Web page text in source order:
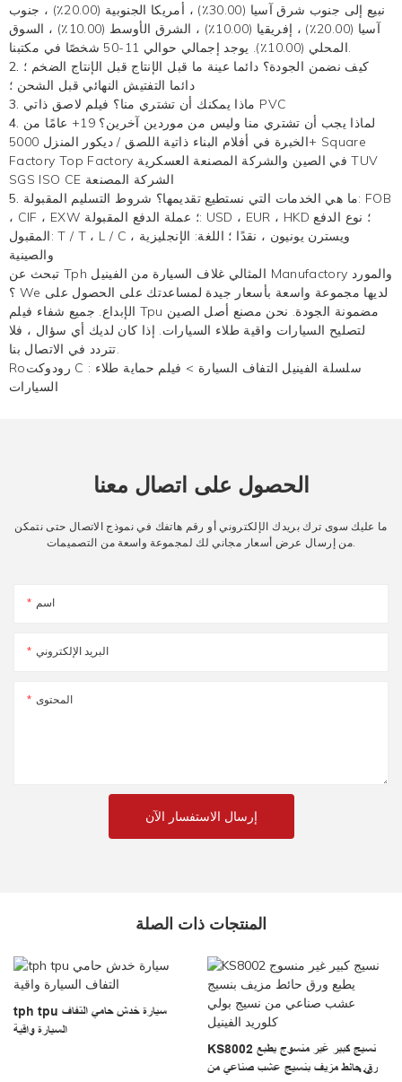
نبيع إلى جنوب شرق آسيا (30.00٪) ، أمريكا الجنوبية (20.00٪) ، جنوب
آسيا (20.00٪) ، إفريقيا (10.00٪) ، الشرق الأوسط (10.00٪) ، السوق
المحلي (10.00٪). يوجد إجمالي حوالي 11-50 شخصًا في مكتبنا.
2. كيف نضمن الجودة؟ دائما عينة ما قبل الإنتاج قبل الإنتاج الضخم ؛
دائما التفتيش النهائي قبل الشحن ؛
3. ماذا يمكنك أن تشتري منا؟ فيلم لاصق ذاتي PVC
4. لماذا يجب أن تشتري منا وليس من موردين آخرين؟
19+ عامًا من
الخبرة في أفلام البناء ذاتية اللصق / ديكور المنزل 5000+ Square
Factory Top Factory في الصين والشركة المصنعة العسكرية TUV
SGS ISO CE الشركة المصنعة
5. ما هي الخدمات التي نستطيع تقديمها؟ شروط التسليم المقبولة: FOB
، CIF ، EXW ؛ عملة الدفع المقبولة: USD ، EUR ، HKD ؛ نوع الدفع
المقبول: T / T ، L / C ، ويسترن يونيون ، نقدًا ؛ اللغة: الإنجليزية
والصينية
تبحث عن Tph المثالي Manufactory والمورد
؟ We لديها مجموعة واسعة بأسعار جيدة لمساعدتك على الحصول على
الإبداع. جميع شفاء فيلم Tpu مضمونة الجودة. نحن مصنع أصل الصين
لتصليح السيارات واقية طلاء السيارات. إذا كان لديك أي سؤال ، فلا
تتردد في الاتصال بنا.
Roرودوكت C :
سلسلة الفينيل التفاف السيارة > فيلم حماية طلاء
السيارات
الحصول على اتصال معنا
ما عليك سوى ترك بريدك الإلكتروني أو رقم هاتفك في نموذج الاتصال حتى نتمكن
اسم
البريد الإلكتروني
المحتوى
إرسال الاستفسار الآن
المنتجات ذات الصلة
tph tpu سيارة خدش حامي التفاف
السيارة واقية
KS8002 نسيج كبير غير منسوج يطبع
ورق حائط مزيف بنسيج عشب صناعي من